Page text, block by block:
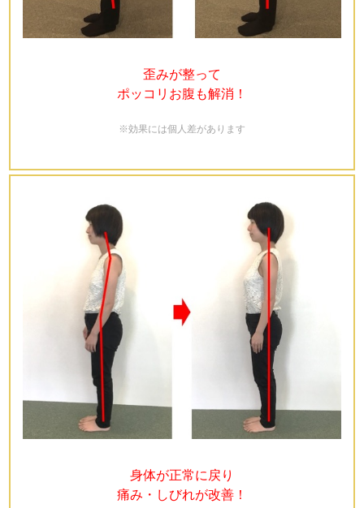
歪みが整って
ポッコリお腹も解消！
※効果には個人差があります
身体が正常に戻り
痛み・しびれが改善！